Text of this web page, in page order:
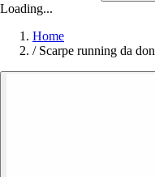
Loading...
Home
/ Scarpe running da